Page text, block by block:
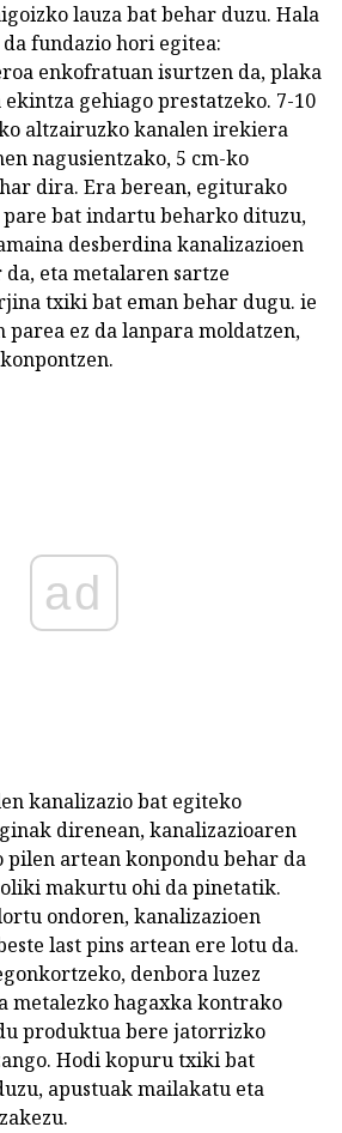
lauza bat behar duzu. Hala
fundazio hori egitea:
enkofratuan isurtzen da, plaka
gehiago prestatzeko. 7-10
altzairuzko kanalen irekiera
nagusientzako, 5 cm-ko
dira. Era berean, egiturako
bat indartu beharko dituzu,
desberdina kanalizazioen
eta metalaren sartze
txiki bat eman behar dugu. ie
parea ez da lanpara moldatzen,
ad
kanalizazio bat egiteko
direnean, kanalizazioaren
artean konpondu behar da
makurtu ohi da pinetatik.
ondoren, kanalizazioen
last pins artean ere lotu da.
denbora luzez
metalezko hagaxka kontrako
produktua bere jatorrizko
Hodi kopuru txiki bat
apustuak mailakatu eta